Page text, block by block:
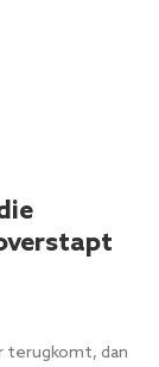
terugkomt, dan